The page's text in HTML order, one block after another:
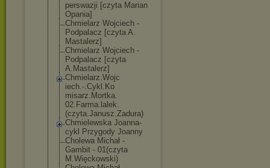
perswazji [czyta Marian
Opania]
Chmielarz Wojciech -
Podpalacz [czyta A.
Mastalerz]
Chmielarz Wojciech -
Podpalacz [czyta
A.Mastalerz]
Chmielarz.Wojc
iech.-.Cykl.Ko
misarz.Mortka.
02.Farma.lalek.
(czyta.Janusz.Zadura)
Chmielewska Joanna-
cykl Przygody Joanny
Cholewa Michał -
Gambit - 01(czyta
M.Więckowski)